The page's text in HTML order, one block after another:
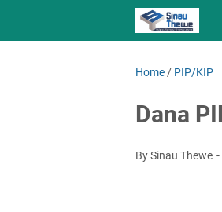
Home / PIP/KIP
Dana
By Sinau Thewe